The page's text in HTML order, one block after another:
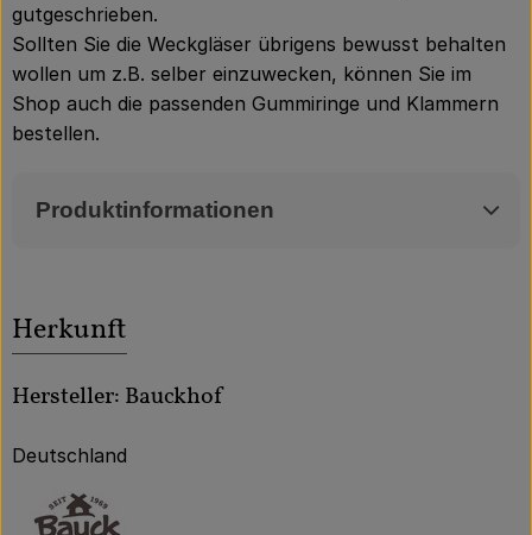
gutgeschrieben.
Sollten Sie die Weckgläser übrigens bewusst behalten
wollen um z.B. selber einzuwecken, können Sie im
Shop auch die passenden Gummiringe und Klammern
bestellen.
Produktinformationen
Herkunft
Hersteller: Bauckhof
Deutschland